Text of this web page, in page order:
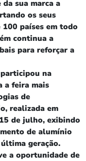
sua marca a
os seus
países em todo
continua a
para reforçar a
participou na
a feira mais
de
realizada em
de julho, exibindo
de alumínio
geração.
a oportunidade de